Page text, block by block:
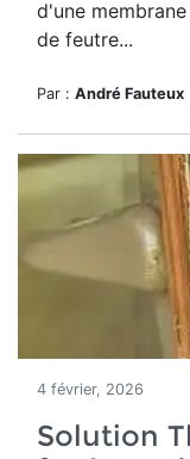
d'une
de feutre...
Par : André Fauteux
4 février, 2026
Solution